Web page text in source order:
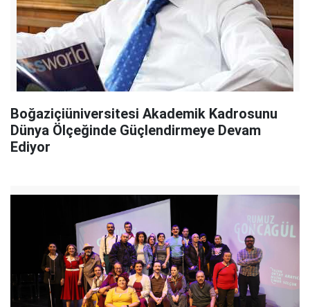
Boğaziçiüniversitesi Akademik Kadrosunu
Dünya Ölçeğinde Güçlendirmeye Devam
Ediyor